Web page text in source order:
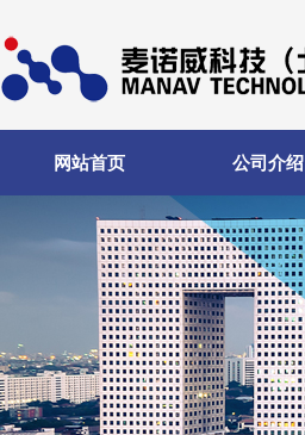
网站首页 公司介绍